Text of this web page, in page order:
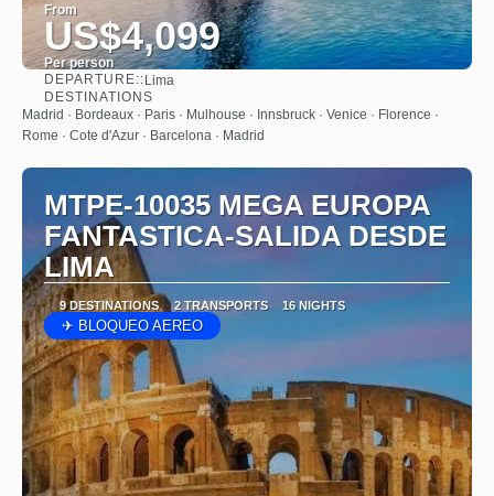
From
US$4,099
Per person
DEPARTURE::Lima
DESTINATIONS
Madrid · Bordeaux · Paris · Mulhouse · Innsbruck · Venice · Florence ·
Rome · Cote d'Azur · Barcelona · Madrid
MTPE-10035 MEGA EUROPA
FANTASTICA-SALIDA DESDE
LIMA
9 DESTINATIONS 2 TRANSPORTS 16 NIGHTS
✈ BLOQUEO AEREO